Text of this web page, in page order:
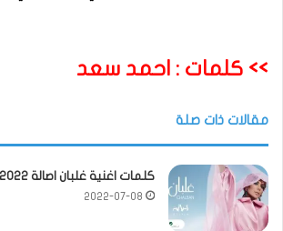
>> كلمات : احمد سعد
مقالات ذات صلة
كلمات اغنية غلبان اصالة 2022
2022-07-08